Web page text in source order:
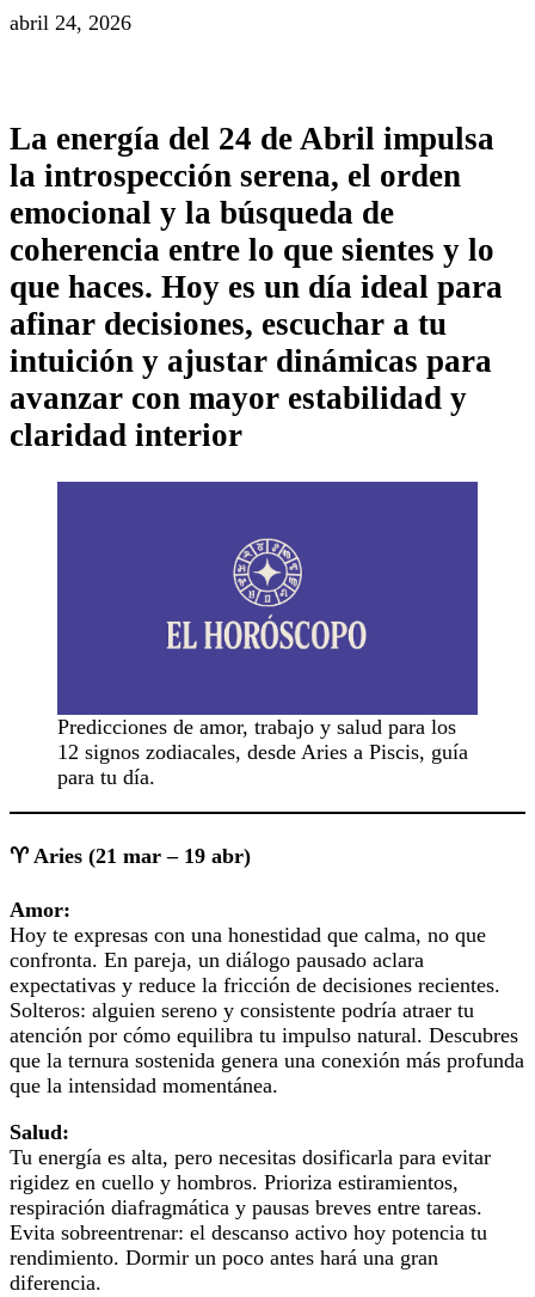
abril 24, 2026
La energía del 24 de Abril impulsa
la introspección serena, el orden
emocional y la búsqueda de
coherencia entre lo que sientes y lo
que haces. Hoy es un día ideal para
afinar decisiones, escuchar a tu
intuición y ajustar dinámicas para
avanzar con mayor estabilidad y
claridad interior
Predicciones de amor, trabajo y salud para los
12 signos zodiacales, desde Aries a Piscis, guía
para tu día.
♈ Aries (21 mar – 19 abr)
Amor:
Hoy te expresas con una honestidad que calma, no que
confronta. En pareja, un diálogo pausado aclara
expectativas y reduce la fricción de decisiones recientes.
Solteros: alguien sereno y consistente podría atraer tu
atención por cómo equilibra tu impulso natural. Descubres
que la ternura sostenida genera una conexión más profunda
que la intensidad momentánea.
Salud:
Tu energía es alta, pero necesitas dosificarla para evitar
rigidez en cuello y hombros. Prioriza estiramientos,
respiración diafragmática y pausas breves entre tareas.
Evita sobreentrenar: el descanso activo hoy potencia tu
rendimiento. Dormir un poco antes hará una gran
diferencia.